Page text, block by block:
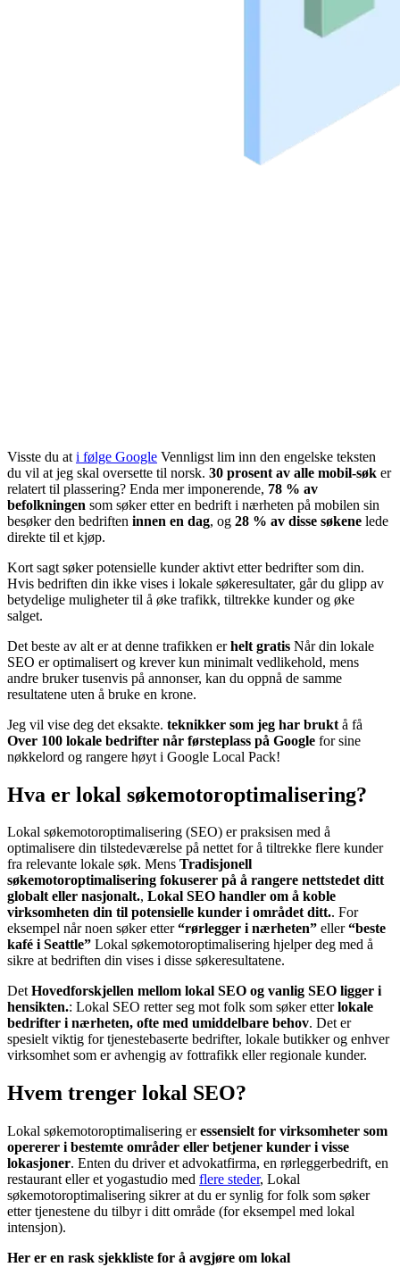
Visste du at i følge Google Vennligst lim inn den engelske teksten
du vil at jeg skal oversette til norsk. 30 prosent av alle mobil-søk er
relatert til plassering? Enda mer imponerende, 78 % av
befolkningen som søker etter en bedrift i nærheten på mobilen sin
besøker den bedriften innen en dag, og 28 % av disse søkene lede
direkte til et kjøp.
Kort sagt søker potensielle kunder aktivt etter bedrifter som din.
Hvis bedriften din ikke vises i lokale søkeresultater, går du glipp av
betydelige muligheter til å øke trafikk, tiltrekke kunder og øke
salget.
Det beste av alt er at denne trafikken erhelt gratis Når din lokale
SEO er optimalisert og krever kun minimalt vedlikehold, mens
andre bruker tusenvis på annonser, kan du oppnå de samme
resultatene uten å bruke en krone.
Jeg vil vise deg det eksakte. teknikker som jeg har brukt å få
Over 100 lokale bedrifter når førsteplass på Google for sine
nøkkelord og rangere høyt i Google Local Pack!
Hva er lokal søkemotoroptimalisering?
Lokal søkemotoroptimalisering (SEO) er praksisen med å
optimalisere din tilstedeværelse på nettet for å tiltrekke flere kunder
fra relevante lokale søk. Mens Tradisjonell
søkemotoroptimalisering fokuserer på å rangere nettstedet ditt
globalt eller nasjonalt., Lokal SEO handler om å koble
virksomheten din til potensielle kunder i området ditt.. For
eksempel når noen søker etter“rørlegger i nærheten” eller“beste
kafé i Seattle” Lokal søkemotoroptimalisering hjelper deg med å
sikre at bedriften din vises i disse søkeresultatene.
DetHovedforskjellen mellom lokal SEO og vanlig SEO ligger i
hensikten.: Lokal SEO retter seg mot folk som søker etterlokale
bedrifter i nærheten, ofte med umiddelbare behov. Det er
spesielt viktig for tjenestebaserte bedrifter, lokale butikker og enhver
virksomhet som er avhengig av fottrafikk eller regionale kunder.
Hvem trenger lokal SEO?
Lokal søkemotoroptimalisering eressensielt for virksomheter som
opererer i bestemte områder eller betjener kunder i visse
lokasjoner. Enten du driver et advokatfirma, en rørleggerbedrift, en
restaurant eller et yogastudio med flere steder, Lokal
søkemotoroptimalisering sikrer at du er synlig for folk som søker
etter tjenestene du tilbyr i ditt område (for eksempel med lokal
intensjon).
Her er en rask sjekkliste for å avgjøre om lokal